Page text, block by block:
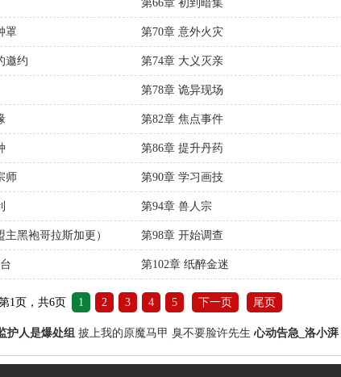
第66章 初到暗集
罩 第70章 意外火灾
邀约 第74章 大义灭亲
第78章 诡异现场
第82章 焦点事件
第86章 提升丹药
师 第90章 学习画技
第94章 兽人宗
黑袍哥拉斯加更） 第98章 开始调查
第102章 纸醉金迷
1页，共6页 1 2 3 4 5 下一页 尾页
护人是爆处组 披上我的原魔马甲 臭不要脸许先生 心动告急_洛小湃